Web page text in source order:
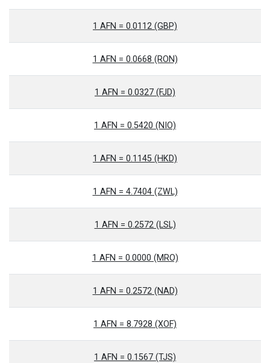
1 AFN = 0.0112 (GBP)
1 AFN = 0.0668 (RON)
1 AFN = 0.0327 (FJD)
1 AFN = 0.5420 (NIO)
1 AFN = 0.1145 (HKD)
1 AFN = 4.7404 (ZWL)
1 AFN = 0.2572 (LSL)
1 AFN = 0.0000 (MRO)
1 AFN = 0.2572 (NAD)
1 AFN = 8.7928 (XOF)
1 AFN = 0.1567 (TJS)